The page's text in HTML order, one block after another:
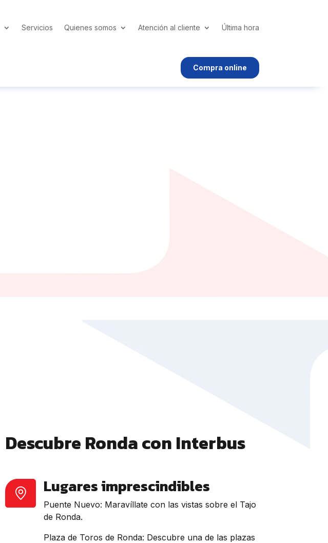
Servicios Quienes somos Atención al cliente Última hora
Compra online
Descubre Ronda con Interbus
Lugares imprescindibles
Puente Nuevo: Maravíllate con las vistas sobre el Tajo
de Ronda.
Plaza de Toros de Ronda: Descubre una de las plazas